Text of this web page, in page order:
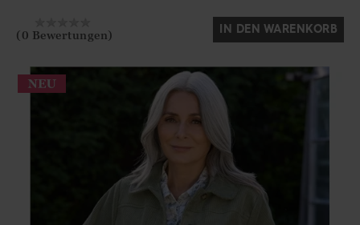
(0 Bewertungen) IN DEN WARENKORB